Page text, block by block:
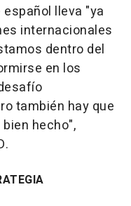
lleva "ya
internacionales
dentro del
en los
también hay que
hecho",